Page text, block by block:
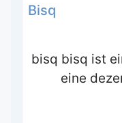
Bisq
bisq bisq ist
eine